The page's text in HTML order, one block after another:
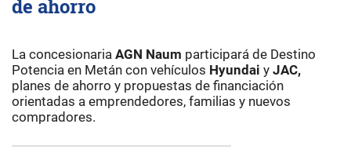
de ahorro
La concesionaria AGN Naum participará de Destino
Potencia en Metán con vehículos Hyundai y JAC,
planes de ahorro y propuestas de financiación
orientadas a emprendedores, familias y nuevos
compradores.